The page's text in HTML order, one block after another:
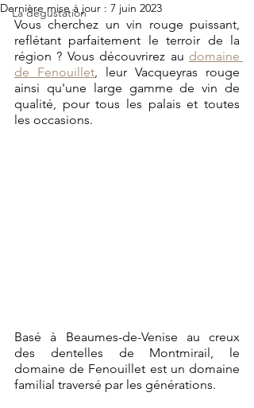
La dégustation
Dernière mise à jour : 7 juin 2023
Vous cherchez un vin rouge puissant,
reflétant parfaitement le terroir de la
région ? Vous découvrirez au domaine
de Fenouillet, leur Vacqueyras rouge
ainsi qu'une large gamme de vin de
qualité, pour tous les palais et toutes
les occasions.
Basé à Beaumes-de-Venise au creux
des dentelles de Montmirail, le
domaine de Fenouillet est un domaine
familial traversé par les générations.